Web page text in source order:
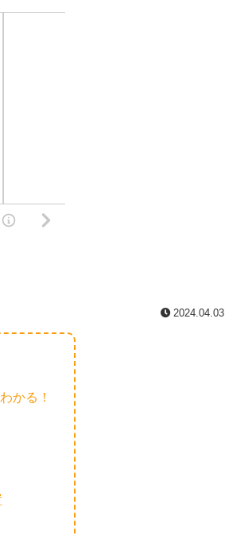
2024.04.03
かる！